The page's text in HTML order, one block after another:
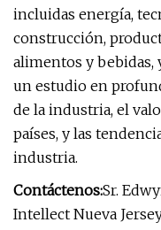
incluidas energía,
construcción,
alimentos y bebidas,
un estudio en
de la industria, el
países, y las
industria.
Contáctenos:Sr.
Intellect Nueva Jersey